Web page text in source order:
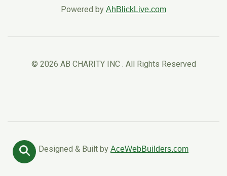
Powered by AhBlickLive.com
© 2026 AB CHARITY INC . All Rights Reserved
Designed & Built by AceWebBuilders.com